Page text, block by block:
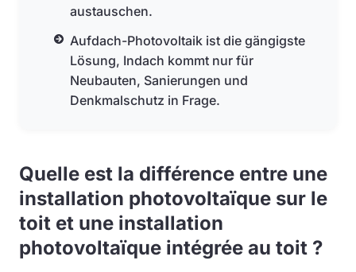
austauschen.
Aufdach-Photovoltaik ist die gängigste
Lösung, Indach kommt nur für
Neubauten, Sanierungen und
Denkmalschutz in Frage.
Quelle est la différence entre une
installation photovoltaïque sur le
toit et une installation
photovoltaïque intégrée au toit ?